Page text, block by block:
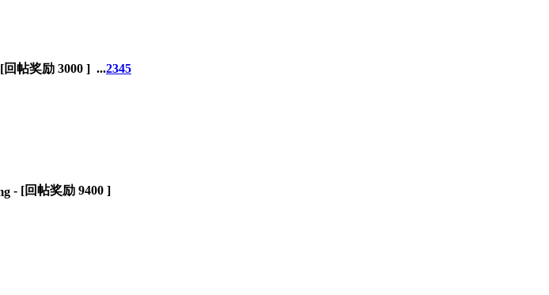
[回帖奖励 3000 ] ...2345
- [回帖奖励 9400 ]